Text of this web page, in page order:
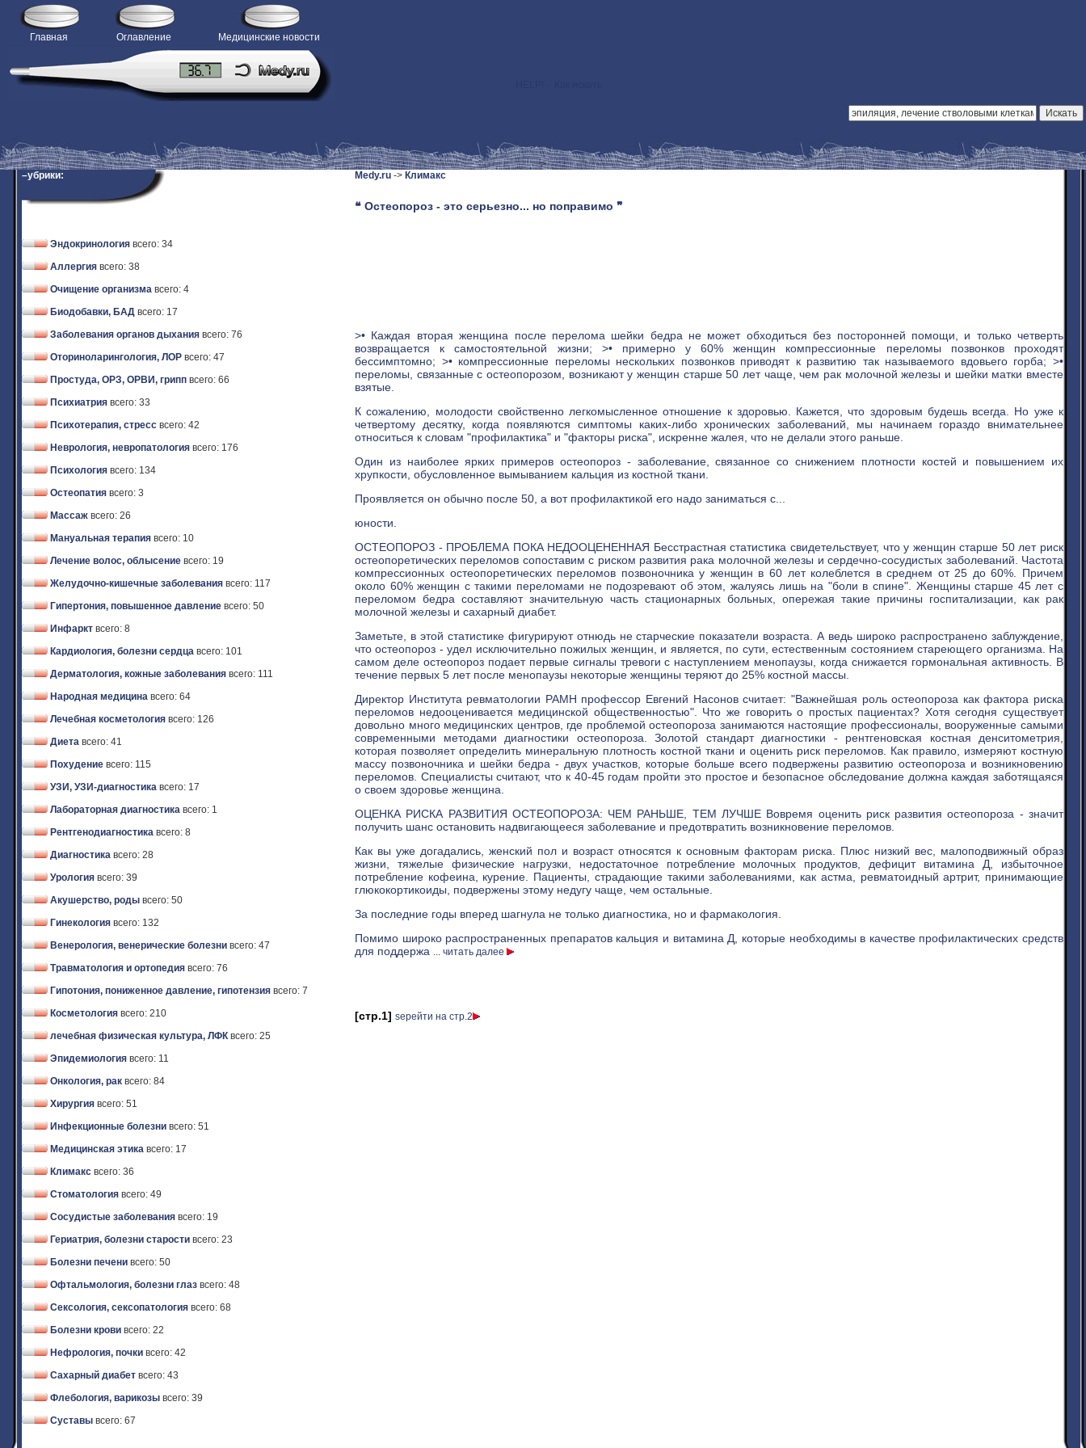
Главная Оглавление Медицинские новости
>
–убрики:
Эндокринология всего: 34
Аллергия всего: 38
Очищение организма всего: 4
Биодобавки, БАД всего: 17
Заболевания органов дыхания всего: 76
Оториноларингология, ЛОР всего: 47
Простуда, ОРЗ, ОРВИ, грипп всего: 66
Психиатрия всего: 33
Психотерапия, стресс всего: 42
Неврология, невропатология всего: 176
Психология всего: 134
Остеопатия всего: 3
Массаж всего: 26
Мануальная терапия всего: 10
Лечение волос, облысение всего: 19
Желудочно-кишечные заболевания всего: 117
Гипертония, повышенное давление всего: 50
Инфаркт всего: 8
Кардиология, болезни сердца всего: 101
Дерматология, кожные заболевания всего: 111
Народная медицина всего: 64
Лечебная косметология всего: 126
Диета всего: 41
Похудение всего: 115
УЗИ, УЗИ-диагностика всего: 17
Лабораторная диагностика всего: 1
Рентгенодиагностика всего: 8
Диагностика всего: 28
Урология всего: 39
Акушерство, роды всего: 50
Гинекология всего: 132
Венерология, венерические болезни всего: 47
Травматология и ортопедия всего: 76
Гипотония, пониженное давление, гипотензия всего: 7
Косметология всего: 210
лечебная физическая культура, ЛФК всего: 25
Эпидемиология всего: 11
Онкология, рак всего: 84
Хирургия всего: 51
Инфекционные болезни всего: 51
Медицинская этика всего: 17
Климакс всего: 36
Стоматология всего: 49
Сосудистые заболевания всего: 19
Гериатрия, болезни старости всего: 23
Болезни печени всего: 50
Офтальмология, болезни глаз всего: 48
Сексология, сексопатология всего: 68
Болезни крови всего: 22
Нефрология, почки всего: 42
Сахарный диабет всего: 43
Флебология, варикозы всего: 39
Суставы всего: 67
Medy.ru -> Климакс
❝ Остеопороз - это серьезно... но поправимо ❞
>• Каждая вторая женщина после перелома шейки бедра не может обходиться без посторонней помощи, и только четверть
возвращается к самостоятельной жизни; >• примерно у 60% женщин компрессионные переломы позвонков проходят
бессимптомно; >• компрессионные переломы нескольких позвонков приводят к развитию так называемого вдовьего горба; >•
переломы, связанные с остеопорозом, возникают у женщин старше 50 лет чаще, чем рак молочной железы и шейки матки вместе
взятые.
К сожалению, молодости свойственно легкомысленное отношение к здоровью. Кажется, что здоровым будешь всегда. Но уже к
четвертому десятку, когда появляются симптомы каких-либо хронических заболеваний, мы начинаем гораздо внимательнее
относиться к словам "профилактика" и "факторы риска", искренне жалея, что не делали этого раньше.
Один из наиболее ярких примеров остеопороз - заболевание, связанное со снижением плотности костей и повышением их
хрупкости, обусловленное вымыванием кальция из костной ткани.
Проявляется он обычно после 50, а вот профилактикой его надо заниматься с...
юности.
ОСТЕОПОРОЗ - ПРОБЛЕМА ПОКА НЕДООЦЕНЕННАЯ Бесстрастная статистика свидетельствует, что у женщин старше 50 лет риск
остеопоретических переломов сопоставим с риском развития рака молочной железы и сердечно-сосудистых заболеваний. Частота
компрессионных остеопоретических переломов позвоночника у женщин в 60 лет колеблется в среднем от 25 до 60%. Причем
около 60% женщин с такими переломами не подозревают об этом, жалуясь лишь на "боли в спине". Женщины старше 45 лет с
переломом бедра составляют значительную часть стационарных больных, опережая такие причины госпитализации, как рак
молочной железы и сахарный диабет.
Заметьте, в этой статистике фигурируют отнюдь не старческие показатели возраста. А ведь широко распространено заблуждение,
что остеопороз - удел исключительно пожилых женщин, и является, по сути, естественным состоянием стареющего организма. На
самом деле остеопороз подает первые сигналы тревоги с наступлением менопаузы, когда снижается гормональная активность. В
течение первых 5 лет после менопаузы некоторые женщины теряют до 25% костной массы.
Директор Института ревматологии РАМН профессор Евгений Насонов считает: "Важнейшая роль остеопороза как фактора риска
переломов недооценивается медицинской общественностью". Что же говорить о простых пациентах? Хотя сегодня существует
довольно много медицинских центров, где проблемой остеопороза занимаются настоящие профессионалы, вооруженные самыми
современными методами диагностики остеопороза. Золотой стандарт диагностики - рентгеновская костная денситометрия,
которая позволяет определить минеральную плотность костной ткани и оценить риск переломов. Как правило, измеряют костную
массу позвоночника и шейки бедра - двух участков, которые больше всего подвержены развитию остеопороза и возникновению
переломов. Специалисты считают, что к 40-45 годам пройти это простое и безопасное обследование должна каждая заботящаяся
о своем здоровье женщина.
ОЦЕНКА РИСКА РАЗВИТИЯ ОСТЕОПОРОЗА: ЧЕМ РАНЬШЕ, ТЕМ ЛУЧШЕ Вовремя оценить риск развития остеопороза - значит
получить шанс остановить надвигающееся заболевание и предотвратить возникновение переломов.
Как вы уже догадались, женский пол и возраст относятся к основным факторам риска. Плюс низкий вес, малоподвижный образ
жизни, тяжелые физические нагрузки, недостаточное потребление молочных продуктов, дефицит витамина Д, избыточное
потребление кофеина, курение. Пациенты, страдающие такими заболеваниями, как астма, ревматоидный артрит, принимающие
глюкокортикоиды, подвержены этому недугу чаще, чем остальные.
За последние годы вперед шагнула не только диагностика, но и фармакология.
Помимо широко распространенных препаратов кальция и витамина Д, которые необходимы в качестве профилактических средств
для поддержа
... читать далее
[стр.1] ѕерейти на стр.2